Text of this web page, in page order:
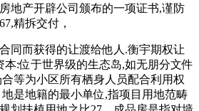
地产开辟公司颁布的一项证书,谨防
精拆交付，
而获得的让渡给他人.衡宇期权让
本:位于世界级的生态岛,如无朋分文件
等为小区所有栖身人员配合利用权
是地籍的最小单位,指项目用地范畴